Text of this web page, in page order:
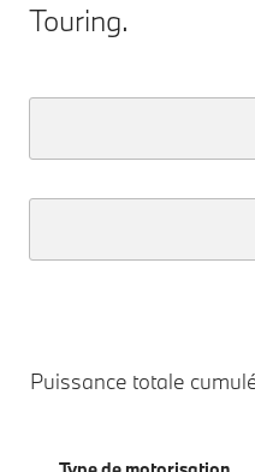
Touring.
Puissance totale